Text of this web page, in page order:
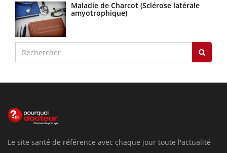
Maladie de Charcot (Sclérose latérale
amyotrophique)
Le site santé de référence avec chaque jour toute l'actualité